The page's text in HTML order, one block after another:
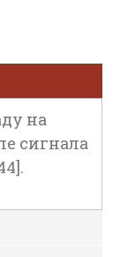
на
сигнала